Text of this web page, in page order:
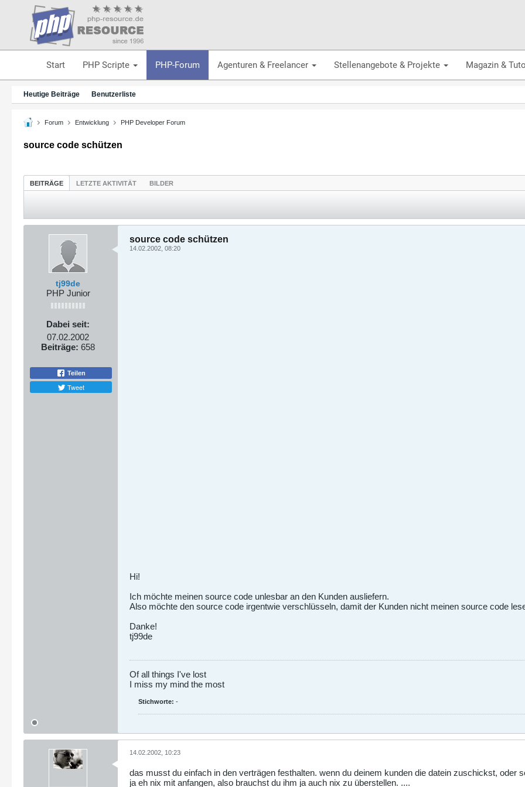
Start PHP Scripte PHP-Forum Agenturen & Freelancer Stellenangebote & Projekte Magazin &
Heutige Beiträge Benutzerliste
Forum Entwicklung PHP Developer Forum
source code schützen
BEITRÄGE LETZTE AKTIVITÄT BILDER
tj99de
PHP Junior
Dabei seit:
07.02.2002
Beiträge: 658
Teilen
Tweet
source code schützen
14.02.2002, 08:20
Hi!
Ich möchte meinen source code unlesbar an den Kunden ausliefern.
Also möchte den source code irgentwie verschlüsseln, damit der Kunden nicht meinen source code
Danke!
tj99de
Of all things I've lost
I miss my mind the most
Stichworte: -
14.02.2002, 10:23
das musst du einfach in den verträgen festhalten. wenn du deinem kunden die datein zuschickst, oder
ja eh nix mit anfangen, also brauchst du ihm ja auch nix zu überstellen. ....